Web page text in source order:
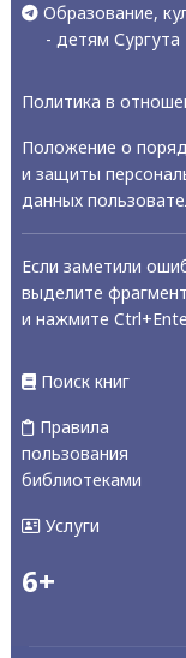
Образование,
- детям Сургута
Политика в
Положение о
и защиты
данных
Если заметили
выделите
и нажмите
Поиск книг
Правила
пользования
библиотеками
Услуги
6+